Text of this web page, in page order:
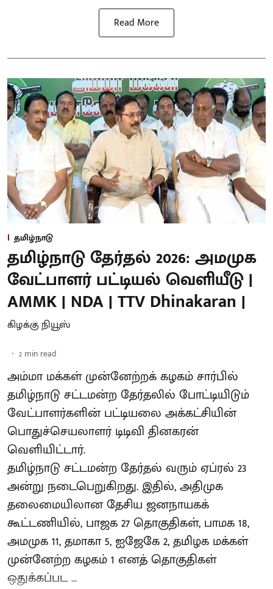
Read More
தமிழ்நாடு
தமிழ்நாடு தேர்தல் 2026: அமமுக
வேட்பாளர் பட்டியல் வெளியீடு |
AMMK | NDA | TTV Dhinakaran |
கிழக்கு நியூஸ்
2 min read
அம்மா மக்கள் முன்னேற்றக் கழகம் சார்பில்
தமிழ்நாடு சட்டமன்ற தேர்தலில் போட்டியிடும்
வேட்பாளர்களின் பட்டியலை அக்கட்சியின்
பொதுச்செயலாளர் டிடிவி தினகரன்
வெளியிட்டார்.
தமிழ்நாடு சட்டமன்ற தேர்தல் வரும் ஏப்ரல் 23
அன்று நடைபெறுகிறது. இதில், அதிமுக
தலைமையிலான தேசிய ஜனநாயகக்
கூட்டணியில், பாஜக 27 தொகுதிகள், பாமக 18,
அமமுக 11, தமாகா 5, ஐஜேகே 2, தமிழக மக்கள்
முன்னேற்ற கழகம் 1 எனத் தொகுதிகள்
ஒதுக்கப்பட ...